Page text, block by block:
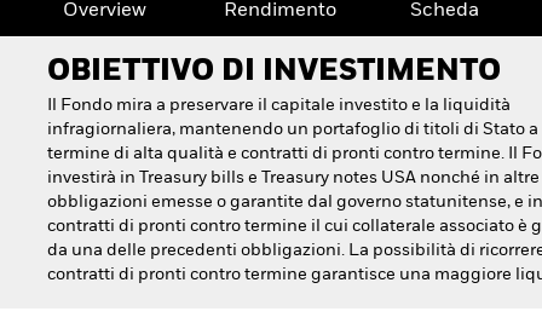
Overview Rendimento Scheda
OBIETTIVO DI INVESTIMENTO
Il Fondo mira a preservare il capitale investito e la liquidità
infragiornaliera, mantenendo un portafoglio di titoli di Stato a
termine di alta qualità e contratti di pronti contro termine. Il
investirà in Treasury bills e Treasury notes USA nonché in altre
obbligazioni emesse o garantite dal governo statunitense, e in
contratti di pronti contro termine il cui collaterale associato è
da una delle precedenti obbligazioni. La possibilità di
contratti di pronti contro termine garantisce una maggiore